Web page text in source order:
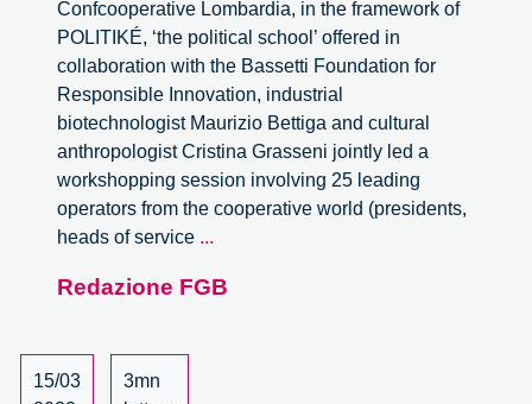
Confcooperative Lombardia, in the framework of
POLITIKÉ, ‘the political school’ offered in
collaboration with the Bassetti Foundation for
Responsible Innovation, industrial
biotechnologist Maurizio Bettiga and cultural
anthropologist Cristina Grasseni jointly led a
workshopping session involving 25 leading
operators from the cooperative world (presidents,
heads of service ...
Happen:
Redazione FGB
15/03
3mn